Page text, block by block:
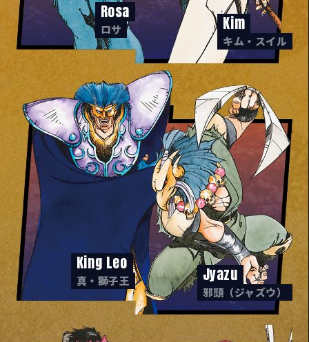
Rosa
ロサ Kim
キム・スイル
King Leo
真・獅子王 Jyazu
邪頭（ジャズウ）